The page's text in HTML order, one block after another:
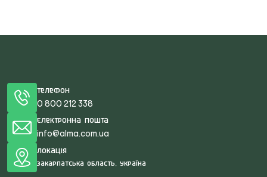
Телефон
0 800 212 338
Електронна пошта
info@alma.com.ua
Локація
Закарпатська область, Україна